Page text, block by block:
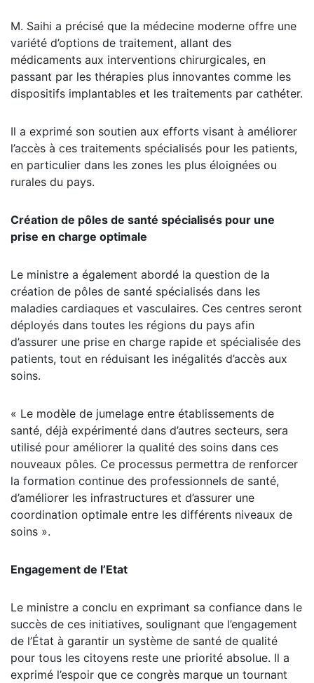
M. Saihi a précisé que la médecine moderne offre une
variété d’options de traitement, allant des
médicaments aux interventions chirurgicales, en
passant par les thérapies plus innovantes comme les
dispositifs implantables et les traitements par cathéter.
Il a exprimé son soutien aux efforts visant à améliorer
l’accès à ces traitements spécialisés pour les patients,
en particulier dans les zones les plus éloignées ou
rurales du pays.
Création de pôles de santé spécialisés pour une
prise en charge optimale
Le ministre a également abordé la question de la
création de pôles de santé spécialisés dans les
maladies cardiaques et vasculaires. Ces centres seront
déployés dans toutes les régions du pays afin
d’assurer une prise en charge rapide et spécialisée des
patients, tout en réduisant les inégalités d’accès aux
soins.
« Le modèle de jumelage entre établissements de
santé, déjà expérimenté dans d’autres secteurs, sera
utilisé pour améliorer la qualité des soins dans ces
nouveaux pôles. Ce processus permettra de renforcer
la formation continue des professionnels de santé,
d’améliorer les infrastructures et d’assurer une
coordination optimale entre les différents niveaux de
soins ».
Engagement de l’Etat
Le ministre a conclu en exprimant sa confiance dans le
succès de ces initiatives, soulignant que l’engagement
de l’État à garantir un système de santé de qualité
pour tous les citoyens reste une priorité absolue. Il a
exprimé l’espoir que ce congrès marque un tournant